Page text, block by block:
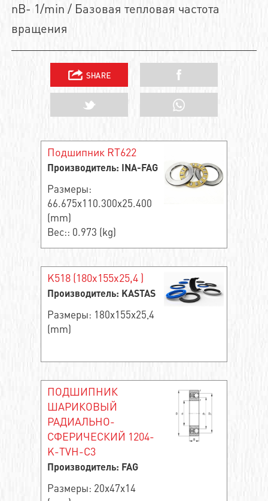
nB- 1/min / Базовая тепловая частота
вращения
Подшипник RT622
Производитель: INA-FAG
Размеры:
66.675x110.300x25.400
(mm)
Вес:: 0.973 (kg)
K518 (180x155x25,4 )
Производитель: KASTAS
Размеры: 180x155x25,4
(mm)
ПОДШИПНИК
ШАРИКОВЫЙ
РАДИАЛЬНО-
СФЕРИЧЕСКИЙ 1204-
K-TVH-C3
Производитель: FAG
Размеры: 20x47x14